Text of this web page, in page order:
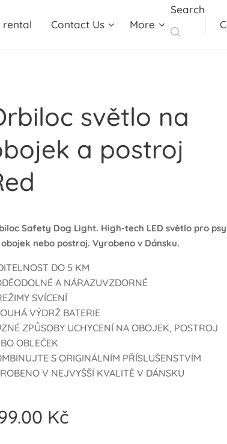
rental Contact Us More
Search
světlo na
a postroj
Safety Dog Light. High-tech LED světlo pro psy
obojek nebo postroj. Vyrobeno v Dánsku.
DO 5 KM
A NÁRAZUVZDORNÉ
SVÍCENÍ
VÝDRŽ BATERIE
ZPŮSOBY UCHYCENÍ NA OBOJEK, POSTROJ
OBLEČEK
S ORIGINÁLNÍM PŘÍSLUŠENSTVÍM
V NEJVYŠŠÍ KVALITĚ V DÁNSKU
Kč